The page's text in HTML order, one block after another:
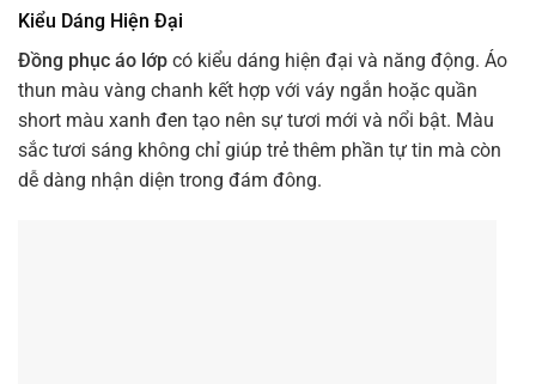
Kiểu Dáng Hiện Đại
Đồng phục áo lớp có kiểu dáng hiện đại và năng động. Áo
thun màu vàng chanh kết hợp với váy ngắn hoặc quần
short màu xanh đen tạo nên sự tươi mới và nổi bật. Màu
sắc tươi sáng không chỉ giúp trẻ thêm phần tự tin mà còn
dễ dàng nhận diện trong đám đông.